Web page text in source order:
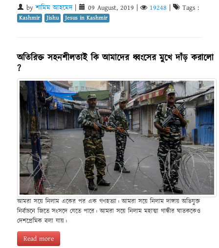
byশামিম আহমেদ| 09 August, 2019 19248 Tags :
Kashmir Jishu Jesus in Kashmir
অতিরিক্ত সহনশীলতাই কি আমাদের ধ্বংসের মুখে দাঁড় করালো
?
আমরা সয়ে নিলাম একের পর এক গণহত্যা। আমরা সয়ে নিলাম দাঙ্গায় অভিযুক্ত
নির্বাচনে জিতে সংসদে যেতে পারে। আমরা সয়ে নিলাম মহাত্মা গান্ধীর ঘাতককেও
দেশপ্রেমিক বলা যায়।
Read more